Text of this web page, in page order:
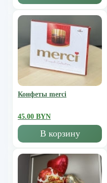
Конфеты merci
45.00 BYN
В корзину